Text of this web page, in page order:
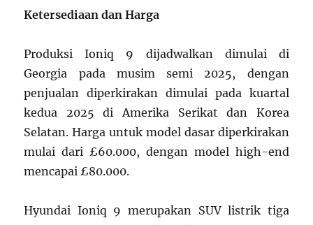
Ketersediaan dan Harga
Produksi Ioniq 9 dijadwalkan dimulai di
Georgia pada musim semi 2025, dengan
penjualan diperkirakan dimulai pada kuartal
kedua 2025 di Amerika Serikat dan Korea
Selatan. Harga untuk model dasar diperkirakan
mulai dari £60.000, dengan model high-end
mencapai £80.000.
Hyundai Ioniq 9 merupakan SUV listrik tiga